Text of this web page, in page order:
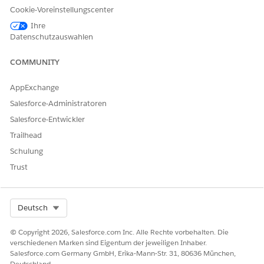
Klicken Sie auf den Link auf der Registerkarte "Aktivitäten",
um den Download zu wiederholen oder zu wiederholen.
15 Minuten übertragen werden kann, in der Regel bis zu 5
GB bei Standard-Internetverbindungen.
Export in einen AWS S3-Bucket empfohlen.
HINWEISNur für archivierte Dateien relevant.
angehalten wird, klicken Sie aufFortsetzen, um den
Download fortzusetzen.
Cookie-Voreinstellungscenter
Ihre
Datenschutzauswahlen
COMMUNITY
AppExchange
Salesforce-Administratoren
Salesforce-Entwickler
Trailhead
Schulung
Trust
Deutsch
© Copyright 2026, Salesforce.com Inc. Alle Rechte vorbehalten. Die
verschiedenen Marken sind Eigentum der jeweiligen Inhaber.
Salesforce.com Germany GmbH, Erika-Mann-Str. 31, 80636 München,